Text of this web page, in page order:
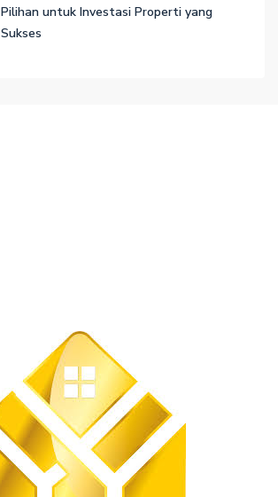
Pilihan untuk Investasi Properti yang
Sukses